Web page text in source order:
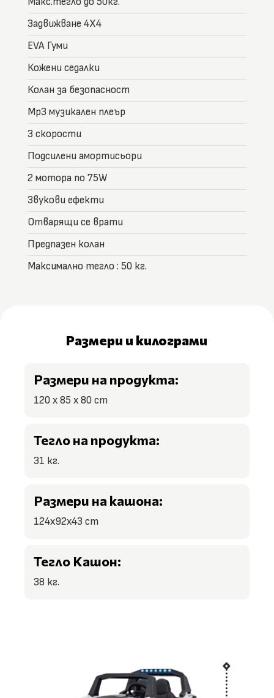
Задвижване 4Х4
EVA Гуми
Кожени седалки
Колан за безопасност
Mp3 музикален плеър
3 скорости
Подсилени амортисьори
2 мотора по 75W
Звукови ефекти
Отварящи се врати
Предпазен колан
Максимално тегло : 50 кг.
Размери и килограми
Размери на продукта:
120 x 85 х 80 cm
Тегло на продукта:
31 кг.
Размери на кашона:
124x92x43 cm
Тегло Кашон:
38 кг.